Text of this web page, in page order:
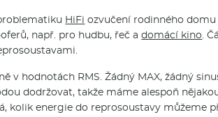
HiFi ozvučení rodinného
např. pro hudbu, řeč adomácí kino.
v hodnotách RMS. Žádný MAX, žádný
dodržovat, takže máme alespoň
kolik energie do reprosoustavy můžeme